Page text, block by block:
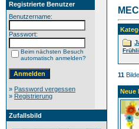
Registrierte Benutzer
Benutzername:
Passwort:
Beim nächsten Besuch
automatisch anmelden?
» Password vergessen
» Registrierung
Zufallsbild
11
Neue